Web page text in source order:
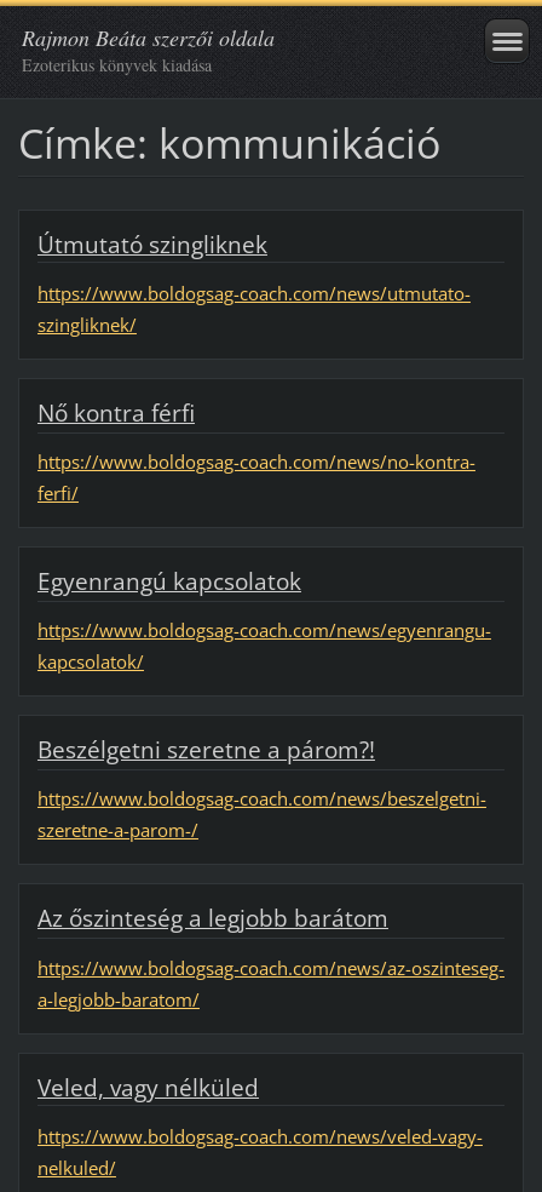
Rajmon Beáta szerzői oldala
Ezoterikus könyvek kiadása
Címke: kommunikáció
Útmutató szingliknek
https://www.boldogsag-coach.com/news/utmutato-
szingliknek/
Nő kontra férfi
https://www.boldogsag-coach.com/news/no-kontra-
ferfi/
Egyenrangú kapcsolatok
https://www.boldogsag-coach.com/news/egyenrangu-
kapcsolatok/
Beszélgetni szeretne a párom?!
https://www.boldogsag-coach.com/news/beszelgetni-
szeretne-a-parom-/
Az őszinteség a legjobb barátom
https://www.boldogsag-coach.com/news/az-oszinteseg-
a-legjobb-baratom/
Veled, vagy nélküled
https://www.boldogsag-coach.com/news/veled-vagy-
nelkuled/